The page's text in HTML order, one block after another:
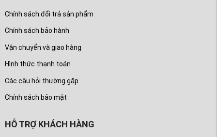
Chính sách đổi trả sản phẩm
Chính sách bảo hành
Vận chuyển và giao hàng
Hình thức thanh toán
Các câu hỏi thường gặp
Chính sách bảo mật
HỖ TRỢ KHÁCH HÀNG